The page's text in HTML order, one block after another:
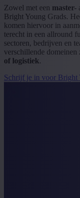
Zowel met een master-
Bright Young Grads.
komen hiervoor in
terecht in een allround
sectoren, bedrijven en
verschillende domeinen
of logistiek.
Schrijf je in voor Bright